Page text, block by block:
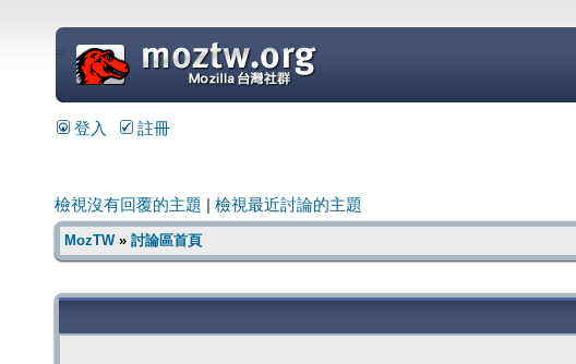
=
登入 註冊
檢視沒有回覆的主題 檢視最近討論的主題
MozTW» 討論區首頁